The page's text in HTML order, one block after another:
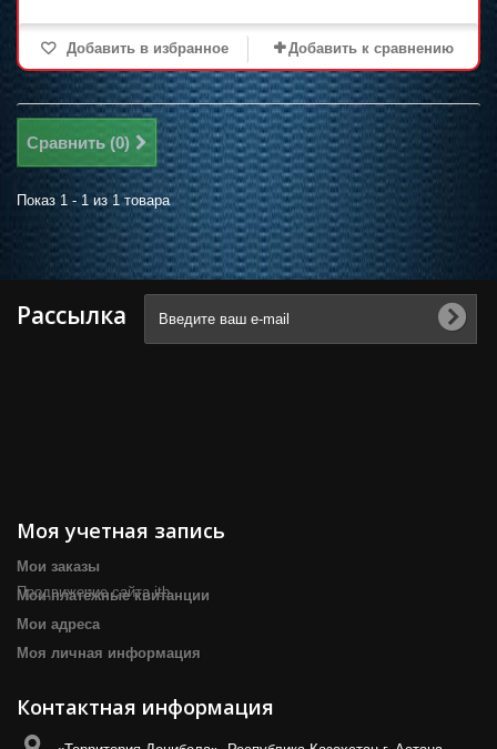
Добавить в избранное Добавить к сравнению
Сравнить (0)
Показ 1 - 1 из 1 товара
Рассылка
Продвижение сайта itb
Моя учетная запись
Мои заказы
Мои платёжные квитанции
Мои адреса
Моя личная информация
Контактная информация